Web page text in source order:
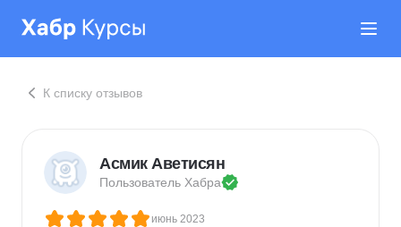
К списку отзывов
Асмик Аветисян
Пользователь Хабра
июнь 2023